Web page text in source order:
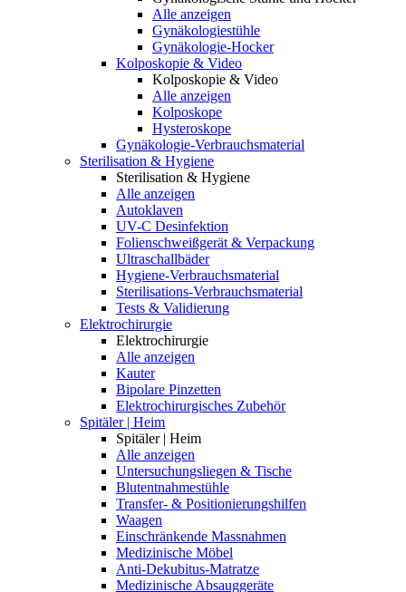
Alle anzeigen
Gynäkologiestühle
Gynäkologie-Hocker
Kolposkopie & Video
Kolposkopie & Video
Alle anzeigen
Kolposkope
Hysteroskope
Gynäkologie-Verbrauchsmaterial
Sterilisation & Hygiene
Sterilisation & Hygiene
Alle anzeigen
Autoklaven
UV-C Desinfektion
Folienschweißgerät & Verpackung
Ultraschallbäder
Hygiene-Verbrauchsmaterial
Sterilisations-Verbrauchsmaterial
Tests & Validierung
Elektrochirurgie
Elektrochirurgie
Alle anzeigen
Kauter
Bipolare Pinzetten
Elektrochirurgisches Zubehör
Spitäler | Heim
Spitäler | Heim
Alle anzeigen
Untersuchungsliegen & Tische
Blutentnahmestühle
Transfer- & Positionierungshilfen
Waagen
Einschränkende Massnahmen
Medizinische Möbel
Anti-Dekubitus-Matratze
Medizinische Absauggeräte